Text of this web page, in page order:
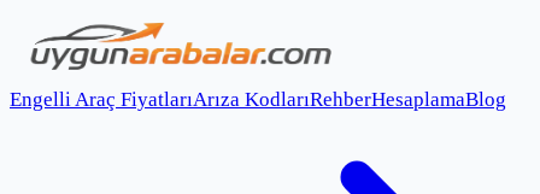
Engelli Araç FiyatlarıArıza KodlarıRehberHesaplamaBlog